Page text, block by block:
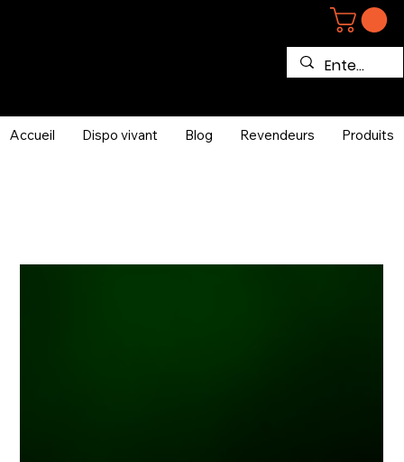
Accueil Dispo vivant Blog Revendeurs Produits